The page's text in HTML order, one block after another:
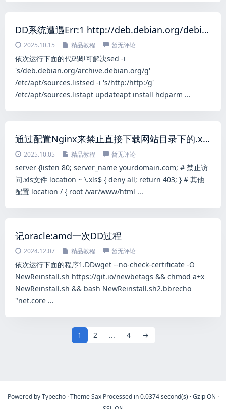
DD系统遭遇Err:1 http://deb.debian.org/debian buster/main amd64 hdparm amd64 9.58+ds-1 404 Not Found
2025.10.15 精品教程 暂无评论
依次运行下面的代码即可解决sed -i
's/deb.debian.org/archive.debian.org/g'
/etc/apt/sources.listsed -i 's/http:/http:/g'
/etc/apt/sources.listapt updateapt install hdparm ...
通过配置Nginx来禁止直接下载网站目录下的.xls文件
2025.10.05 精品教程 暂无评论
server {listen 80; server_name yourdomain.com; # 禁止访
问.xls文件 location ~ \.xls$ { deny all; return 403; } # 其他
配置 location / { root /var/www/html ...
记oracle:amd一次DD过程
2024.12.07 精品教程 暂无评论
依次运行下面的程序1.DDwget --no-check-certificate -O
NewReinstall.sh https://git.io/newbetags && chmod a+x
NewReinstall.sh && bash NewReinstall.sh2.bbrecho
"net.core ...
1 2 ... 4 →
Powered byTypecho ·ThemeSaxProcessed in 0.0374 second(s) ·Gzip ON ·